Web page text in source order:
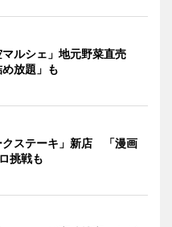
マルシェ」地元野菜直売
放題」も
クステーキ」新店 「漫画
挑戦も